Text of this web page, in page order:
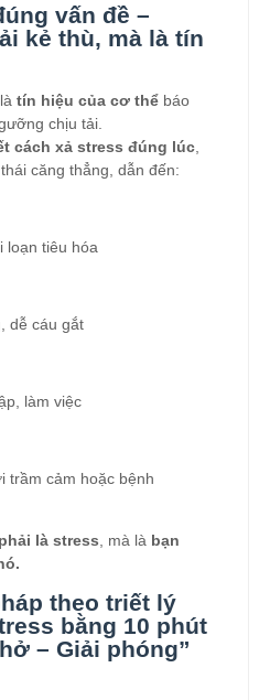
vấn đề –
kẻ thù, mà là tín
tín hiệu của cơ thểbáo
chịu tải.
cách xả stress đúng lúc,
căng thẳng, dẫn đến:
loạn tiêu hóa
dễ cáu gắt
làm việc
trầm cảm hoặc bệnh
là stress , mà là bạn
theo triết lý
bằng 10 phút
– Giải phóng”